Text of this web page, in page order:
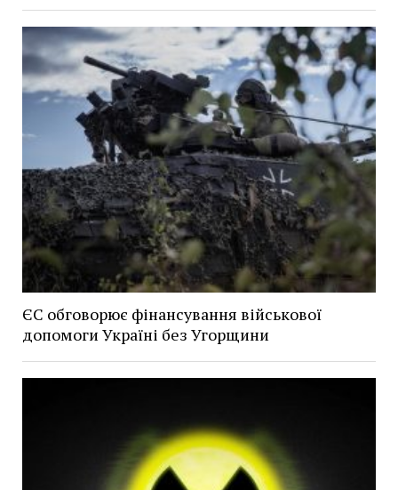
ЄС обговорює фінансування військової
допомоги Україні без Угорщини